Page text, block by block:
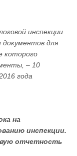
инспекции
документов для
которого
– 10
года
на
инспекции.
отчетность